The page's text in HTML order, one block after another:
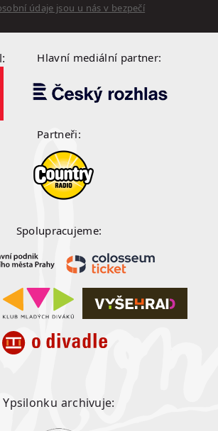
údaje jsou u nás v bezpečí
Hlavní mediální partner:
Partneři:
Spolupracujeme:
Ypsilonku archivuje: